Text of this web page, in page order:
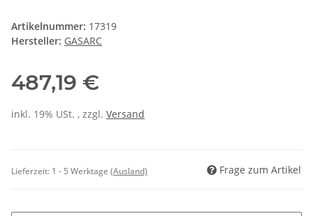
Artikelnummer: 17319
Hersteller: GASARC
487,19 €
inkl. 19% USt. , zzgl. Versand
Lieferzeit: 1 - 5 Werktage (Ausland) Frage zum Artikel